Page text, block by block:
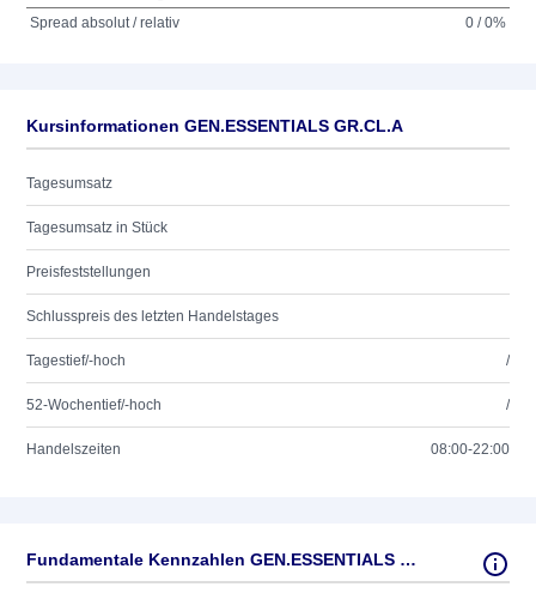
Spread absolut / relativ
0 / 0%
Kursinformationen GEN.ESSENTIALS GR.CL.A
Tagesumsatz
Tagesumsatz in Stück
Preisfeststellungen
Schlusspreis des letzten Handelstages
Tagestief/-hoch /
52-Wochentief/-hoch /
Handelszeiten 08:00-22:00
Fundamentale Kennzahlen GEN.ESSENTIALS GR.CL.A